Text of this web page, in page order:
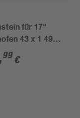
für 17"
43 x 1 49
99 €